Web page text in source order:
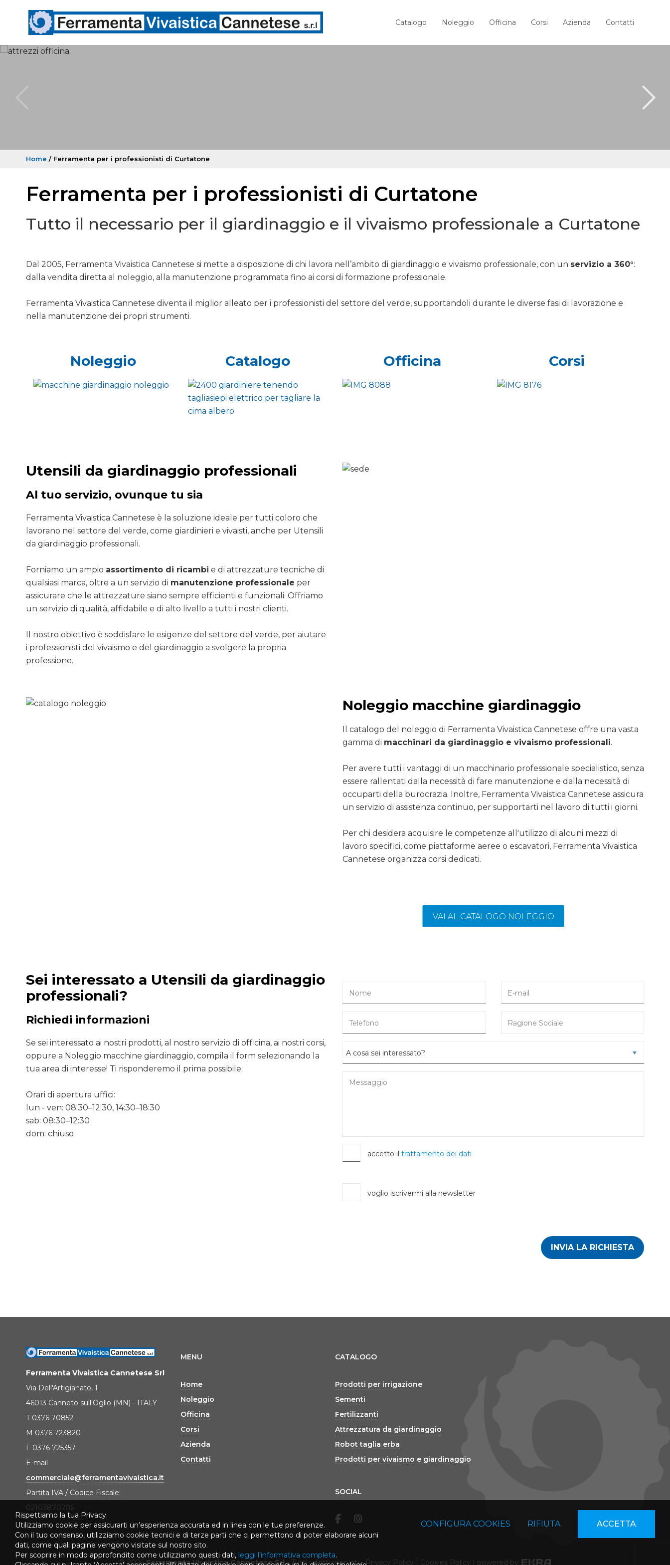
Catalogo Noleggio Officina Corsi Azienda Contatti
Home / Ferramenta per i professionisti di Curtatone
Ferramenta per i professionisti di Curtatone
Tutto il necessario per il giardinaggio e il vivaismo professionale a Curtatone
Dal 2005, Ferramenta Vivaistica Cannetese si mette a disposizione di chi lavora nell’ambito di giardinaggio e vivaismo professionale, con un servizio a 360°:
dalla vendita diretta al noleggio, alla manutenzione programmata fino ai corsi di formazione professionale.
Ferramenta Vivaistica Cannetese diventa il miglior alleato per i professionisti del settore del verde, supportandoli durante le diverse fasi di lavorazione e
nella manutenzione dei propri strumenti.
Noleggio Catalogo Officina Corsi
Utensili da giardinaggio professionali
Al tuo servizio, ovunque tu sia
Ferramenta Vivaistica Cannetese è la soluzione ideale per tutti coloro che
lavorano nel settore del verde, come giardinieri e vivaisti, anche per Utensili
da giardinaggio professionali.
Forniamo un ampio assortimento di ricambi e di attrezzature tecniche di
qualsiasi marca, oltre a un servizio di manutenzione professionale per
assicurare che le attrezzature siano sempre efficienti e funzionali. Offriamo
un servizio di qualità, affidabile e di alto livello a tutti i nostri clienti.
Il nostro obiettivo è soddisfare le esigenze del settore del verde, per aiutare
i professionisti del vivaismo e del giardinaggio a svolgere la propria
professione.
Noleggio macchine giardinaggio
Il catalogo del noleggio di Ferramenta Vivaistica Cannetese offre una vasta
gamma di macchinari da giardinaggio e vivaismo professionali.
Per avere tutti i vantaggi di un macchinario professionale specialistico, senza
essere rallentati dalla necessità di fare manutenzione e dalla necessità di
occuparti della burocrazia. Inoltre, Ferramenta Vivaistica Cannetese assicura
un servizio di assistenza continuo, per supportarti nel lavoro di tutti i giorni.
Per chi desidera acquisire le competenze all'utilizzo di alcuni mezzi di
lavoro specifici, come piattaforme aeree o escavatori, Ferramenta Vivaistica
Cannetese organizza corsi dedicati.
VAI AL CATALOGO NOLEGGIO
Sei interessato a Utensili da giardinaggio
professionali?
Richiedi informazioni
Se sei interessato ai nostri prodotti, al nostro servizio di officina, ai nostri corsi,
oppure a Noleggio macchine giardinaggio, compila il form selezionando la
tua area di interesse! Ti risponderemo il prima possibile.
Orari di apertura uffici:
lun - ven: 08:30–12:30, 14:30–18:30
sab: 08:30–12:30
dom: chiuso
accetto il trattamento dei dati
voglio iscrivermi alla newsletter
INVIA LA RICHIESTA
Ferramenta Vivaistica Cannetese Srl
Via Dell'Artigianato, 1
46013 Canneto sull'Oglio (MN) - ITALY
T 0376 70852
M 0376 723820
F 0376 725357
E-mail
commerciale@ferramentavivaistica.it
Partita IVA / Codice Fiscale:
02103870206
MENU
Home
Noleggio
Officina
Corsi
Azienda
Contatti
CATALOGO
Prodotti per irrigazione
Sementi
Fertilizzanti
Attrezzatura da giardinaggio
Robot taglia erba
Prodotti per vivaismo e giardinaggio
SOCIAL
© 2026Ferramenta Vivaistica Cannetese Srl - Tutti i diritti riservati- Privacy Policy | Cookies Policy | powered by
Rispettiamo la tua Privacy.
Utilizziamo cookie per assicurarti un’esperienza accurata ed in linea con le tue preferenze.
Con il tuo consenso, utilizziamo cookie tecnici e di terze parti che ci permettono di poter elaborare alcuni
dati, come quali pagine vengono visitate sul nostro sito.
Per scoprire in modo approfondito come utilizziamo questi dati, leggi l’informativa completa.
CONFIGURA COOKIES RIFIUTA ACCETTA